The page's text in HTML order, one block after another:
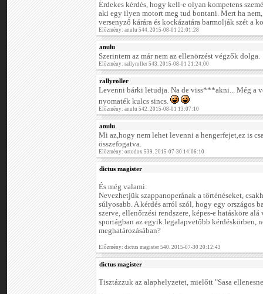
Érdekes kérdés, hogy kell-e olyan kompetens
aki egy ilyen motort meg tud bontani. Mert ha
versenyző kárára és kockázatára barmolják szét a
Előzmény: anulu 544. 2015-08-01 22:01:28
anulu
Szerintem az már nem az ellenörzést végzők dolga.
Előzmény: rallyroller 543. 2015-08-01 21:24:00
rallyroller
Levenni bárki letudja. Na de viss***akni... Még a
nyomaték kulcs sincs.
Előzmény: anulu 542. 2015-08-01 13:07:10
anulu
Mi az,hogy nem lehet levenni a hengerfejet,ez is
összefogatva.
Előzmény: ortodox 539. 2015-07-30 14:06:10
dictus magister
És még valami:
Nevezhetjük szappanoperának a történéseket,
súlyosabb. A kérdés arról szól, hogy egy országos
szerve, ellenőrzési rendszere, képes-e hatásköre
sportágban az egyik legalapvetőbb kérdéskörben,
meghatározásában?
Előzmény: dictus magister 540. 2015-07-30 20:12:43
dictus magister
Tisztázzuk az alaphelyzetet, mielőtt "Sasa